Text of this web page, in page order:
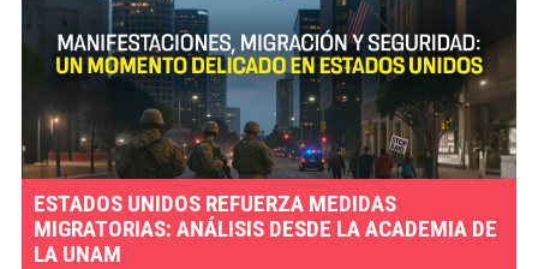
ESTADOS UNIDOS REFUERZA MEDIDAS
MIGRATORIAS: ANÁLISIS DESDE LA ACADEMIA DE
LA UNAM